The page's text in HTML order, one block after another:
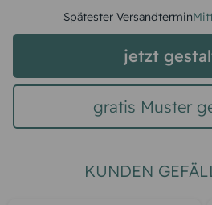
Spätester Versandtermin
jetzt
gratis Muster
KUNDEN